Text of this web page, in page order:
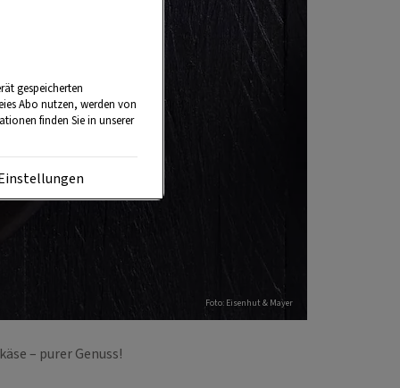
Foto: Eisenhut & Mayer
– purer Genuss!
gespeicherten
Abo nutzen, werden von
finden Sie in unserer